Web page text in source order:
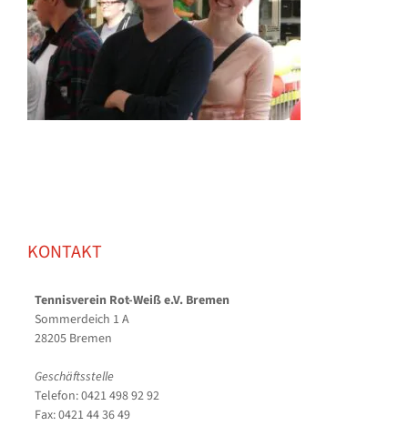
KONTAKT
Tennisverein Rot-Weiß e.V. Bremen
Sommerdeich 1 A
28205 Bremen
Geschäftsstelle
Telefon: 0421 498 92 92
Fax: 0421 44 36 49